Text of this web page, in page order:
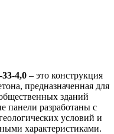
4,0 – это конструкция
предназначенная для
зданий
панели разработаны с
условий и
характеристиками.